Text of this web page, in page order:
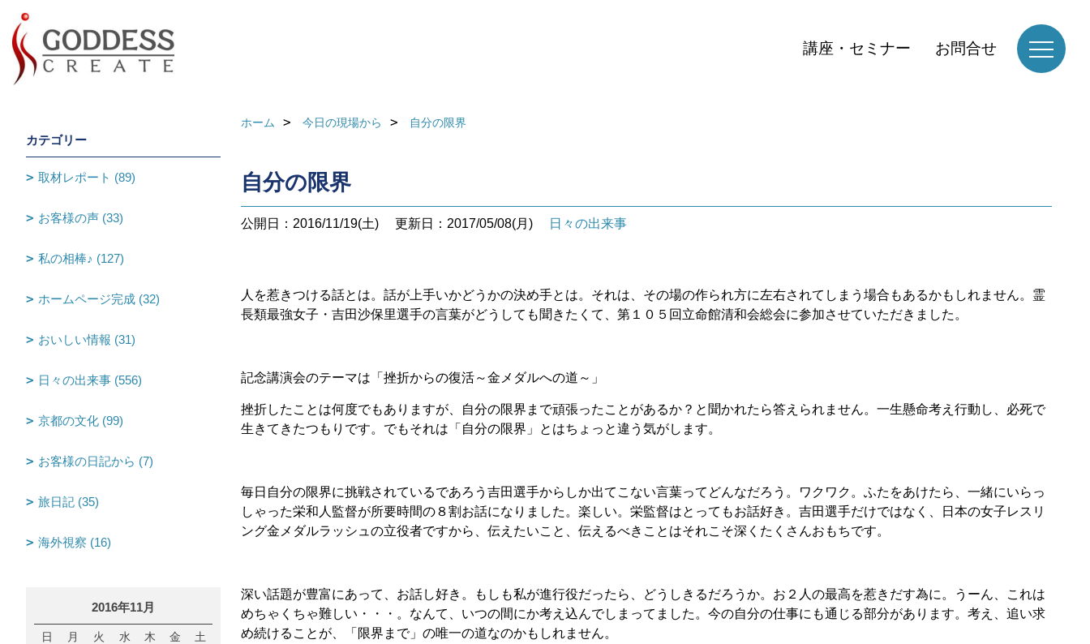
講座・セミナー お問合せ
ホーム 今日の現場から 自分の限界
自分の限界
公開日：2016/11/19(土) 更新日：2017/05/08(月) 日々の出来事
人を惹きつける話とは。話が上手いかどうかの決め手とは。それは、その場の作られ方に左右されてしまう場合もあるかもしれません。霊
長類最強女子・吉田沙保里選手の言葉がどうしても聞きたくて、第１０５回立命館清和会総会に参加させていただきました。
記念講演会のテーマは「挫折からの復活～金メダルへの道～」
挫折したことは何度でもありますが、自分の限界まで頑張ったことがあるか？と聞かれたら答えられません。一生懸命考え行動し、必死で
生きてきたつもりです。でもそれは「自分の限界」とはちょっと違う気がします。
毎日自分の限界に挑戦されているであろう吉田選手からしか出てこない言葉ってどんなだろう。ワクワク。ふたをあけたら、一緒にいらっ
しゃった栄和人監督が所要時間の８割お話になりました。楽しい。栄監督はとってもお話好き。吉田選手だけではなく、日本の女子レスリ
ング金メダルラッシュの立役者ですから、伝えたいこと、伝えるべきことはそれこそ深くたくさんおもちです。
深い話題が豊富にあって、お話し好き。もしも私が進行役だったら、どうしきるだろうか。お２人の最高を惹きだす為に。うーん、これは
めちゃくちゃ難しい・・・。なんて、いつの間にか考え込んでしまってました。今の自分の仕事にも通じる部分があります。考え、追い求
め続けることが、「限界まで」の唯一の道なのかもしれません。
カテゴリー
取材レポート (89)
お客様の声 (33)
私の相棒♪ (127)
ホームページ完成 (32)
おいしい情報 (31)
日々の出来事 (556)
京都の文化 (99)
お客様の日記から (7)
旅日記 (35)
海外視察 (16)
2016年11月
日 月 火 水 木 金
土